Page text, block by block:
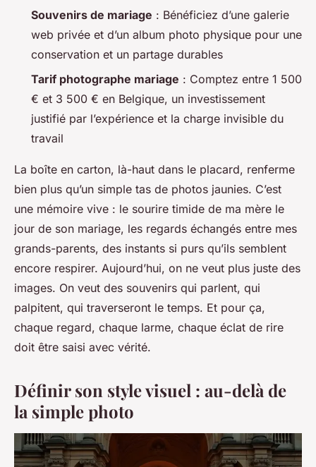
Souvenirs de mariage : Bénéficiez d’une galerie
web privée et d’un album photo physique pour une
conservation et un partage durables
Tarif photographe mariage : Comptez entre 1 500
€ et 3 500 € en Belgique, un investissement
justifié par l’expérience et la charge invisible du
travail
La boîte en carton, là-haut dans le placard, renferme
bien plus qu’un simple tas de photos jaunies. C’est
une mémoire vive : le sourire timide de ma mère le
jour de son mariage, les regards échangés entre mes
grands-parents, des instants si purs qu’ils semblent
encore respirer. Aujourd’hui, on ne veut plus juste des
images. On veut des souvenirs qui parlent, qui
palpitent, qui traverseront le temps. Et pour ça,
chaque regard, chaque larme, chaque éclat de rire
doit être saisi avec vérité.
Définir son style visuel : au-delà de
la simple photo